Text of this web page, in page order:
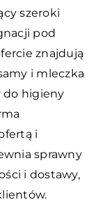
szeroki
pod
znajdują
i mleczka
do higieny
i
sprawny
i dostawy,